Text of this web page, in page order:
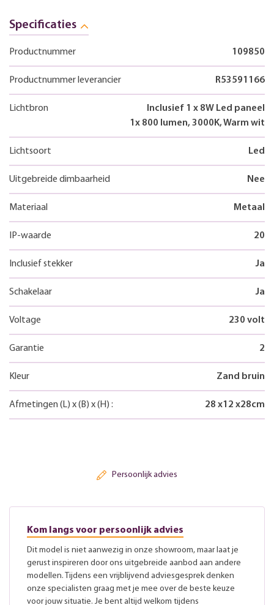
Specificaties
Productnummer 109850
Productnummer leverancier R53591166
Lichtbron
Inclusief 1 x 8W Led paneel
1x 800 lumen, 3000K, Warm wit
Lichtsoort Led
Uitgebreide dimbaarheid Nee
Materiaal Metaal
IP-waarde 20
Inclusief stekker Ja
Schakelaar Ja
Voltage 230 volt
Garantie 2
Kleur Zand bruin
Afmetingen (L) x(B) x(H) : 28 x12 x28cm
Persoonlijk advies
Kom langs voor persoonlijk advies
Dit model is niet aanwezig in onze showroom, maar laat je
gerust inspireren door ons uitgebreide aanbod aan andere
modellen. Tijdens een vrijblijvend adviesgesprek denken
onze specialisten graag met je mee over de beste keuze
voor jouw situatie. Je bent altijd welkom tijdens